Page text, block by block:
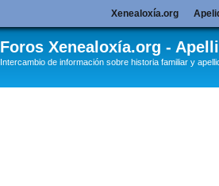
Foros Xenealoxía.org -
Intercambio de información sobre historia familiar y
Xenealoxía.org